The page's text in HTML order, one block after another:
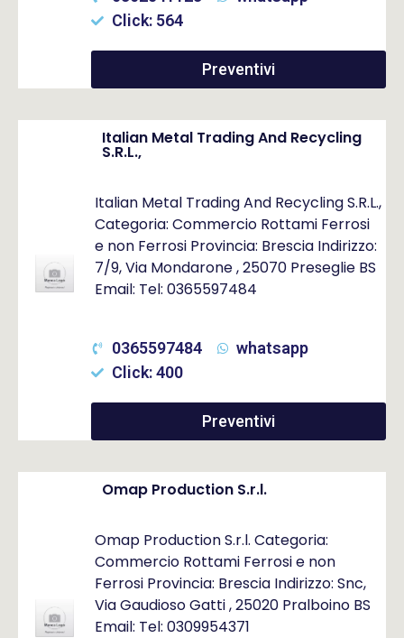
Click: 564
Preventivi
Italian Metal Trading And Recycling
S.R.L.,
Italian Metal Trading And Recycling S.R.L.,
Categoria: Commercio Rottami Ferrosi
e non Ferrosi Provincia: Brescia Indirizzo:
7/9, Via Mondarone , 25070 Preseglie BS
Email: Tel: 0365597484
0365597484
whatsapp
Click: 400
Preventivi
Omap Production S.r.l.
Omap Production S.r.l. Categoria:
Commercio Rottami Ferrosi e non
Ferrosi Provincia: Brescia Indirizzo: Snc,
Via Gaudioso Gatti , 25020 Pralboino BS
Email: Tel: 0309954371